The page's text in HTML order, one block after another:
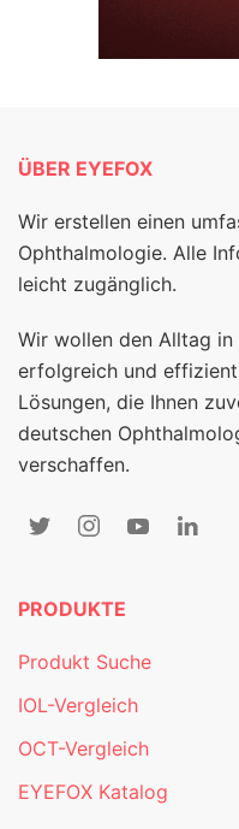
ÜBER EYEFOX
Wir erstellen einen
Ophthalmologie. Alle
leicht zugänglich.
Wir wollen den Alltag
erfolgreich und
Lösungen, die Ihnen
deutschen
verschaffen.
PRODUKTE
Produkt Suche
IOL-Vergleich
OCT-Vergleich
EYEFOX Katalog